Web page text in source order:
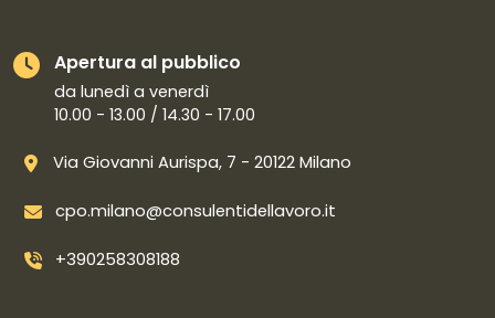
Apertura al pubblico
da lunedì a venerdì
10.00 - 13.00 / 14.30 - 17.00
Via Giovanni Aurispa, 7 - 20122 Milano
cpo.milano@consulentidellavoro.it
+390258308188